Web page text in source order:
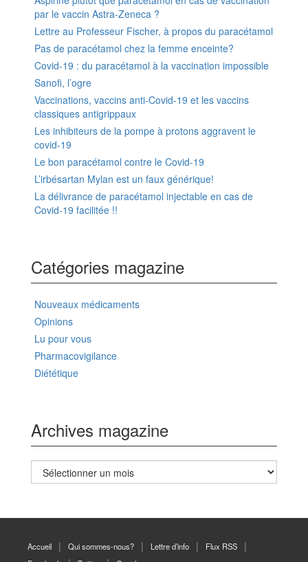
par le vaccin Astra-Zeneca ?
Lettre au Professeur Fischer, à propos du paracétamol
Pas de paracétamol chez la femme enceinte?
Covid-19 : du paracétamol à la vaccination impossible
Sanofi, l’ogre
Vaccinations, vaccins anti-Covid-19 et les vaccins
classiques antigrippaux
Les inhibiteurs de la pompe à protons aggravent le
covid-19
Le bon paracétamol contre le Covid-19
L’irbésartan Mylan est un faux générique!
La délivrance de paracétamol injectable en cas de
Covid-19 facilitée !!
Catégories magazine
Nouveaux médicaments
Opinions
Lu pour vous
Pharmacovigilance
Diététique
Archives magazine
Archives
magazine
Accueil Qui sommes-nous? Lettre d’info
Flux RSS